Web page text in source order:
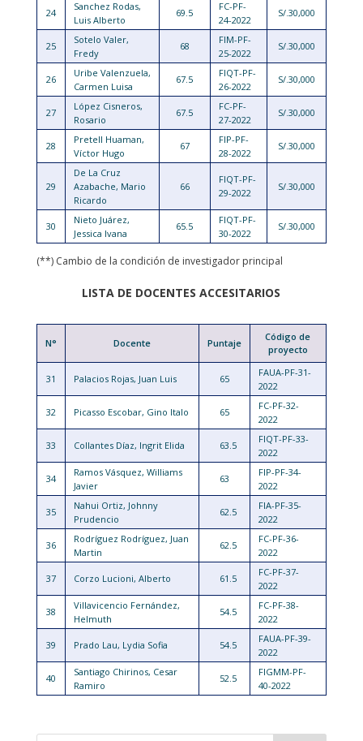
24
Sanchez Rodas,
Luis Alberto
69.5
FC-PF-
24-2022
S/.30,000
25
Sotelo Valer,
Fredy
68
FIM-PF-
25-2022
S/.30,000
26
Uribe Valenzuela,
Carmen Luisa
67.5
FIQT-PF-
26-2022
S/.30,000
27
López Cisneros,
Rosario
67.5
FC-PF-
27-2022
S/.30,000
28
Pretell Huaman,
Víctor Hugo
67
FIP-PF-
28-2022
S/.30,000
29
De La Cruz
Azabache, Mario
Ricardo
66
FIQT-PF-
29-2022
S/.30,000
30
Nieto Juárez,
Jessica Ivana
65.5
FIQT-PF-
30-2022
S/.30,000
(**) Cambio de la condición de investigador principal
LISTA DE DOCENTES ACCESITARIOS
N° Docente Puntaje
Código de
proyecto
31 Palacios Rojas, Juan Luis 65
FAUA-PF-31-
2022
32 Picasso Escobar, Gino Italo 65
FC-PF-32-
2022
33 Collantes Díaz, Ingrit Elida 63.5
FIQT-PF-33-
2022
34
Ramos Vásquez, Williams
Javier
63
FIP-PF-34-
2022
35
Nahui Ortiz, Johnny
Prudencio
62.5
FIA-PF-35-
2022
36
Rodríguez Rodríguez, Juan
Martin
62.5
FC-PF-36-
2022
37 Corzo Lucioni, Alberto 61.5
FC-PF-37-
2022
38
Villavicencio Fernández,
Helmuth
54.5
FC-PF-38-
2022
39 Prado Lau, Lydia Sofia 54.5
FAUA-PF-39-
2022
40
Santiago Chirinos, Cesar
Ramiro
52.5
FIGMM-PF-
40-2022